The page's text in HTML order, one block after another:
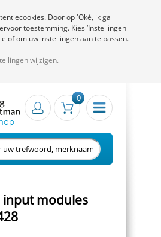
0
input modules
Door op 'Oké, ik ga
toestemming. Kies ‘Instellingen
of om uw instellingen aan te passen.
wijzigen.